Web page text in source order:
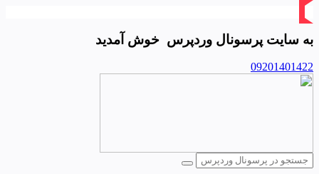
به سایت پرسونال وردپرس خوش آمدید
09201401422